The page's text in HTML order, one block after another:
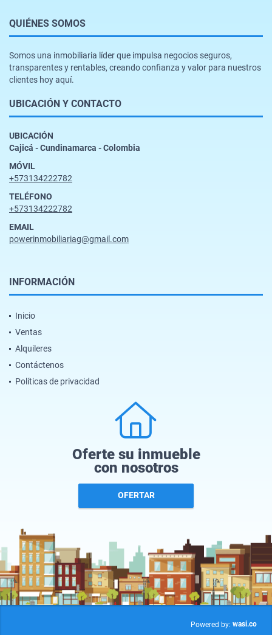
QUIÉNES SOMOS
Somos una inmobiliaria líder que impulsa negocios seguros,
transparentes y rentables, creando confianza y valor para nuestros
clientes hoy aquí.
UBICACIÓN Y CONTACTO
UBICACIÓN
Cajicá - Cundinamarca - Colombia
MÓVIL
+573134222782
TELÉFONO
+573134222782
EMAIL
powerinmobiliariag@gmail.com
INFORMACIÓN
Inicio
Ventas
Alquileres
Contáctenos
Políticas de privacidad
Oferte su inmueble
con nosotros
OFERTAR
Powered by: wasi.co